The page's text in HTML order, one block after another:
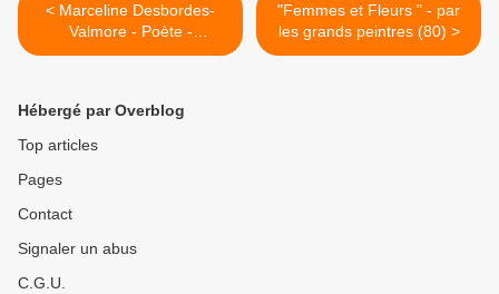
< Marceline Desbordes-
Valmore - Poète -
"L'arbrisseau"
"Femmes et Fleurs " - par
les grands peintres (80) >
Hébergé par Overblog
Top articles
Pages
Contact
Signaler un abus
C.G.U.